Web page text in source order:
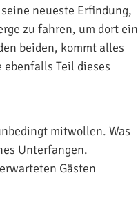
neueste Erfindung,
zu fahren, um dort ein
beiden, kommt alles
Teil dieses
mitwollen. Was
Unterfangen.
Gästen